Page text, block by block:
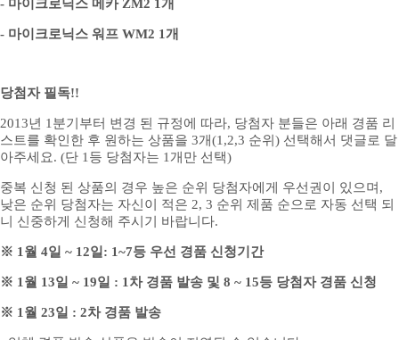
- 마이크로닉스 메카 ZM2 1개
- 마이크로닉스 워프 WM2 1개
당첨자 필독!!
2013년 1분기부터 변경 된 규정에 따라, 당첨자 분들은 아래 경품 리
스트를 확인한 후 원하는 상품을 3개(1,2,3 순위) 선택해서 댓글로 달
아주세요. (단 1등 당첨자는 1개만 선택)
중복 신청 된 상품의 경우 높은 순위 당첨자에게 우선권이 있으며,
낮은 순위 당첨자는 자신이 적은 2, 3 순위 제품 순으로 자동 선택 되
니 신중하게 신청해 주시기 바랍니다.
※ 1월 4일 ~ 12일: 1~7등 우선 경품 신청기간
※ 1월 13일 ~ 19일 : 1차 경품 발송 및 8 ~ 15등 당첨자 경품 신청
※ 1월 23일 : 2차 경품 발송